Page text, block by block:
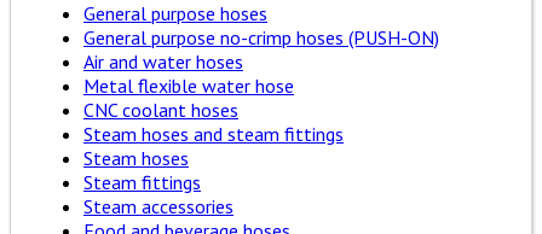
General purpose hoses
General purpose no-crimp hoses (PUSH-ON)
Air and water hoses
Metal flexible water hose
CNC coolant hoses
Steam hoses and steam fittings
Steam hoses
Steam fittings
Steam accessories